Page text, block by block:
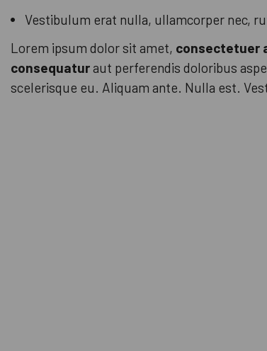
Vestibulum erat nulla, ullamcorper nec,
Lorem ipsum dolor sit amet, consectetuer
consequaturaut perferendis doloribus
scelerisque eu. Aliquam ante. Nulla est.